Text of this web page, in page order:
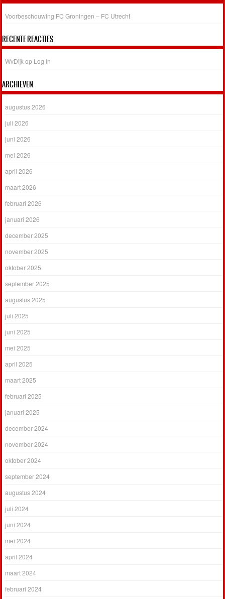
Voorbeschouwing FC Groningen – FC Utrecht
RECENTE REACTIES
WvDijk op Log In
ARCHIEVEN
augustus 2026
juli 2026
juni 2026
mei 2026
april 2026
maart 2026
februari 2026
januari 2026
december 2025
november 2025
oktober 2025
september 2025
augustus 2025
juli 2025
juni 2025
mei 2025
april 2025
maart 2025
februari 2025
januari 2025
december 2024
november 2024
oktober 2024
september 2024
augustus 2024
juli 2024
juni 2024
mei 2024
april 2024
maart 2024
februari 2024